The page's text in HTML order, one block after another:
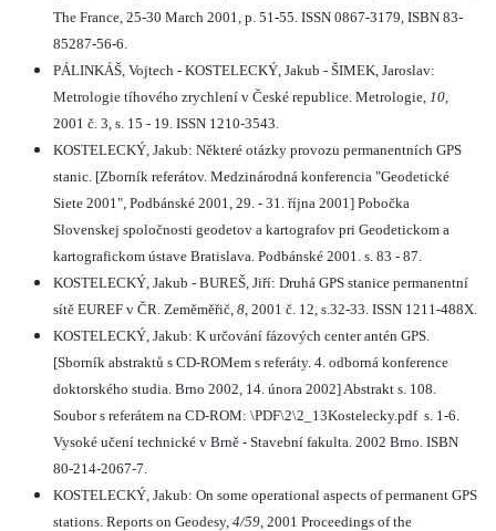
The France, 25-30 March 2001, p. 51-55. ISSN 0867-3179, ISBN 83-
85287-56-6.
PÁLINKÁŠ, Vojtech - KOSTELECKÝ, Jakub - ŠIMEK, Jaroslav:
Metrologie tíhového zrychlení v České republice. Metrologie, 10,
2001 č. 3, s. 15 - 19. ISSN 1210-3543.
KOSTELECKÝ, Jakub: Některé otázky provozu permanentních GPS
stanic. [Zborník referátov. Medzinárodná konferencia "Geodetické
Siete 2001", Podbánské 2001, 29. - 31. října 2001] Pobočka
Slovenskej spoločnosti geodetov a kartografov pri Geodetickom a
kartografickom ústave Bratislava. Podbánské 2001. s. 83 - 87.
KOSTELECKÝ, Jakub - BUREŠ, Jiří: Druhá GPS stanice permanentní
sítě EUREF v ČR. Zeměměřič, 8, 2001 č. 12, s.32-33. ISSN 1211-488X.
KOSTELECKÝ, Jakub: K určování fázových center antén GPS.
[Sborník abstraktů s CD‑ROMem s referáty. 4. odborná konference
doktorského studia. Brno 2002, 14. února 2002] Abstrakt s. 108.
Soubor s referátem na CD-ROM: \PDF\2\2_13Kostelecky.pdf s. 1-6.
Vysoké učení technické v Brně - Stavební fakulta. 2002 Brno. ISBN
80-214-2067-7.
KOSTELECKÝ, Jakub: On some operational aspects of permanent GPS
stations. Reports on Geodesy, 4/59, 2001 Proceedings of the